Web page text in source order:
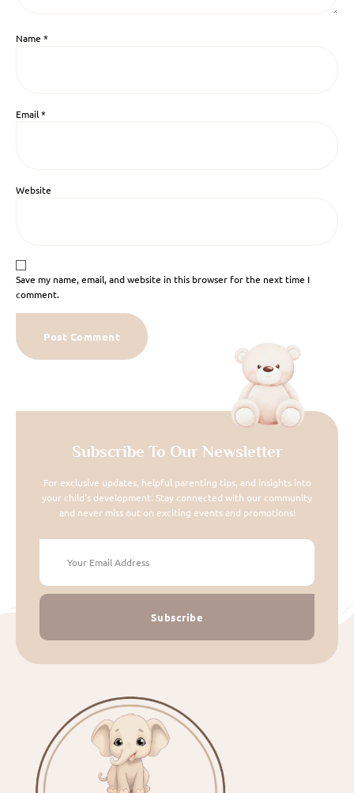
Name *
Email*
Website
Save my name, email, and website in this browser for the next time I
comment.
Subscribe To Our Newsletter
For exclusive updates, helpful parenting tips, and insights into
your child's development. Stay connected with our community
and never miss out on exciting events and promotions!
Subscribe